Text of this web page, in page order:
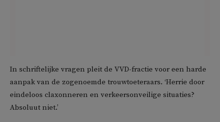
In schriftelijke vragen pleit de VVD-fractie voor een harde
aanpak van de zogenoemde trouwtoeteraars. ‘Herrie door
eindeloos claxonneren en verkeersonveilige situaties?
Absoluut niet.’